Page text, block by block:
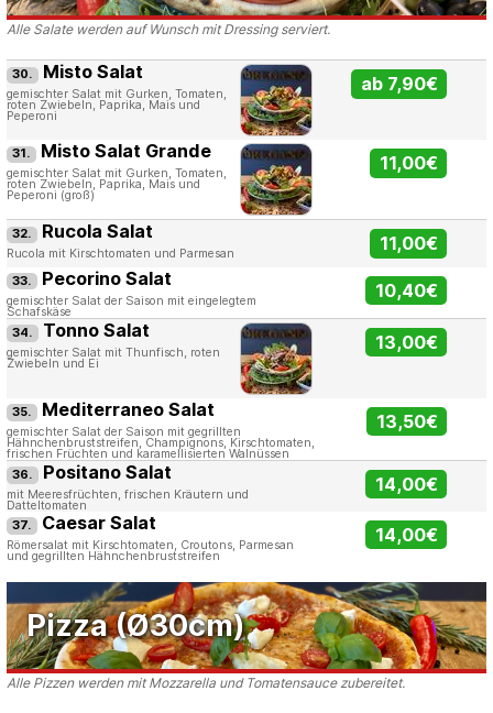
Alle Salate werden auf Wunsch mit Dressing serviert.
30. Misto Salat
gemischter Salat mit Gurken, Tomaten,
roten Zwiebeln, Paprika, Mais und
Peperoni
ab 7,90€
31. Misto Salat Grande
gemischter Salat mit Gurken, Tomaten,
roten Zwiebeln, Paprika, Mais und
Peperoni (groß)
11,00€
32. Rucola Salat
Rucola mit Kirschtomaten und Parmesan 11,00€
33. Pecorino Salat
gemischter Salat der Saison mit eingelegtem
Schafskäse
10,40€
34. Tonno Salat
gemischter Salat mit Thunfisch, roten
Zwiebeln und Ei
13,00€
35. Mediterraneo Salat
gemischter Salat der Saison mit gegrillten
Hähnchenbruststreifen, Champignons, Kirschtomaten,
frischen Früchten und karamellisierten Walnüssen
13,50€
36. Positano Salat
mit Meeresfrüchten, frischen Kräutern und
Datteltomaten
14,00€
37. Caesar Salat
Römersalat mit Kirschtomaten, Croutons, Parmesan
und gegrillten Hähnchenbruststreifen
14,00€
Pizza (Ø30cm)
Alle Pizzen werden mit Mozzarella und Tomatensauce zubereitet.